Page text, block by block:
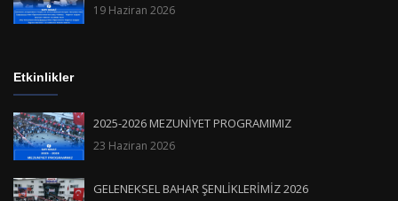
19 Haziran 2026
Etkinlikler
2025-2026 MEZUNİYET PROGRAMIMIZ
23 Haziran 2026
GELENEKSEL BAHAR ŞENLİKLERİMİZ 2026